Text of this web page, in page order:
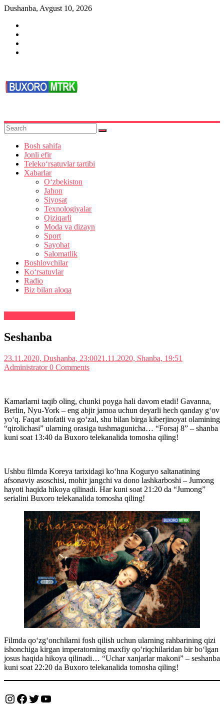
Skip
content
Dushanba, Avgust 10, 2026
Buxoro
TV
Bosh sahifa
Jonli efir
Teleko‘rsatuvlar tartibi
Xabarlar
O‘zbekiston
Jahon
Siyosat
Texnologiyalar
Qiziqarli
Moda va dizayn
Sport
Sayohat
Salomatlik
Boshlovchilar
Ko‘rsatuvlar
Radio
Biz bilan aloqa
Seshanba
23.11.2020, Dushanba, 23:0021.11.2020, Shanba, 19:51
Administrator0 Comments
Kamarlarni taqib oling, chunki poyga hali davom etadi! Gavanna,
Berlin, Nyu-York – eng abjir jamoa uchun deyarli hech qanday g‘ov
yo‘q. Faqat latofatli va go‘zal, shu bilan birga kiberjinoyat olamining
“qirolichasi” ularning orasiga tushmagunicha… “Forsaj 8” – shanba
kuni soat 13:40 da Buxoro telekanalida tomosha qiling!
Ushbu filmda Koreya tarixidagi ko‘hna Koguryo saltanatining
afsonaviy asoschisi, mohir jangchi va dono lashkarboshi – Jumong
hayoti haqida hikoya qilinadi. Har kuni soat 21:20 da “Jumong”
serialini Buxoro telekanalida tomosha qiling!
Filmda qo‘zg‘onchilarni fosh qilish uchun ularning rahbarining qizi
ishonchiga kirgan imperatorning maxfiy qo‘riqchilaridan bir bo‘lgan
josus haqida hikoya qilinadi… “Uchar xanjarlar makoni” – seshanba
kuni soat 22:20 da Buxoro telekanalida tomosha qiling!
Instagram
Facebook
Twitter
YouTube